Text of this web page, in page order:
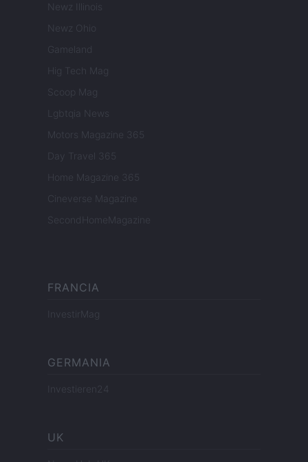
Newz Illinois
Newz Ohio
Gameland
Hig Tech Mag
Scoop Mag
Lgbtqia News
Motors Magazine 365
Day Travel 365
Home Magazine 365
Cineverse Magazine
SecondHomeMagazine
FRANCIA
InvestirMag
GERMANIA
Investieren24
UK